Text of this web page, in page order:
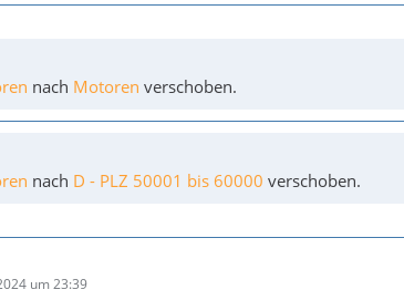
nach Motoren verschoben.
nach D - PLZ 50001 bis 60000 verschoben.
um 23:39